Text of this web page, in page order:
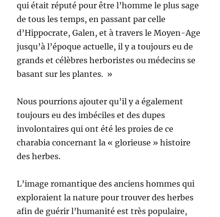
qui était réputé pour être l’homme le plus sage
de tous les temps, en passant par celle
d’Hippocrate, Galen, et à travers le Moyen-Age
jusqu’à l’époque actuelle, il y a toujours eu de
grands et célèbres herboristes ou médecins se
basant sur les plantes. »
Nous pourrions ajouter qu’il y a également
toujours eu des imbéciles et des dupes
involontaires qui ont été les proies de ce
charabia concernant la « glorieuse » histoire
des herbes.
L’image romantique des anciens hommes qui
exploraient la nature pour trouver des herbes
afin de guérir l’humanité est très populaire,